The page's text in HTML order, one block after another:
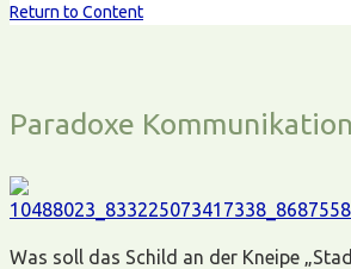
Return to Content
Paradoxe Kommunikation
Was soll das Schild an der Kneipe